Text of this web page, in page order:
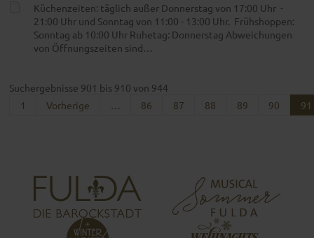
Küchenzeiten: täglich außer Donnerstag von 17:00 Uhr -
21:00 Uhr und Sonntag von 11:00 - 13:00 Uhr. Frühshoppen:
Sonntag ab 10:00 Uhr Ruhetag: Donnerstag Abweichungen
von Öffnungszeiten sind…
Suchergebnisse 901 bis 910 von 944
1
Vorherige 86 87 88 89 90 91